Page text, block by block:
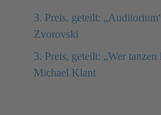
3. Preis, geteilt:
Zvorovski
3. Preis, geteilt: „Wer
Michael Klant